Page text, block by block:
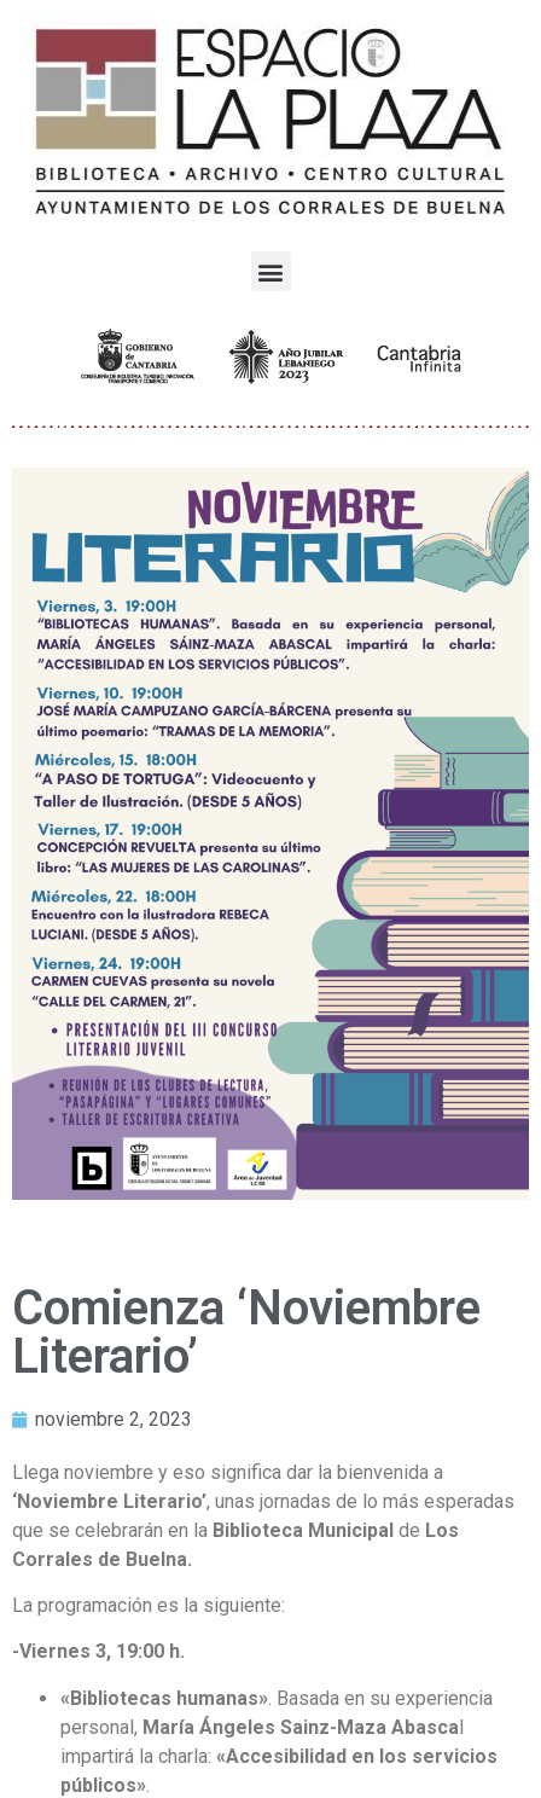
Comienza ‘Noviembre
Literario’
noviembre 2, 2023
Llega noviembre y eso significa dar la bienvenida a
‘Noviembre Literario’, unas jornadas de lo más esperadas
que se celebrarán en la Biblioteca Municipal de Los
Corrales de Buelna.
La programación es la siguiente:
-Viernes 3, 19:00 h.
«Bibliotecas humanas» . Basada en su experiencia
personal, María Ángeles Sainz-Maza Abascal
impartirá la charla: «Accesibilidad en los servicios
públicos»